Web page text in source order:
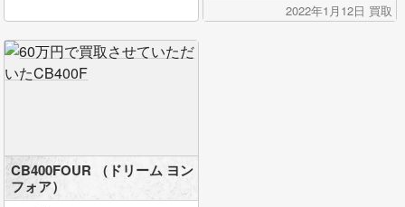
2022年1月12日 買取
CB400FOUR （ドリーム ヨン
フォア）